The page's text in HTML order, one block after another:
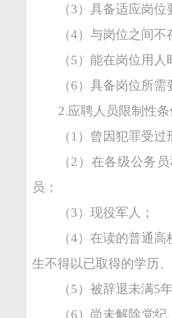
（3）具备适应岗
（4）与岗位之间
（5）能在岗位用
（6）具备岗位所
2.应聘人员限制性
（1）曾因犯罪受
（2）在各级公务
员；
（3）现役军人；
（4）在读的普通
生不得以已取得的学历
（5）被辞退未满5
（6）尚未解除党